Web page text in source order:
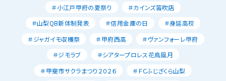
＃小江戸甲府の夏祭り
＃カインズ笛吹店
＃山梨QB新体制発表
＃信用金庫の日
＃身延高校
＃ジャガイモ収穫祭
＃甲府西高
＃ヴァンフォーレ甲府
＃ジモラブ
＃シアタープロレス花鳥風月
＃甲斐市サクラまつり２０２６
＃ＦＣふじざくら山梨